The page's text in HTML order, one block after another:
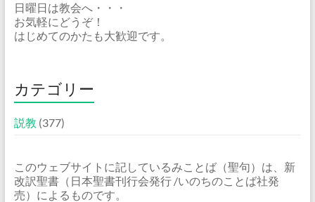
日曜日は教会へ・・・
お気軽にどうぞ！
はじめてのかたも大歓迎です。
カテゴリー
説教 (377)
このウェブサイトに記しているみことば（聖句）は、新
改訳聖書（日本聖書刊行会発行 /いのちのことば社発
売）によるものです。